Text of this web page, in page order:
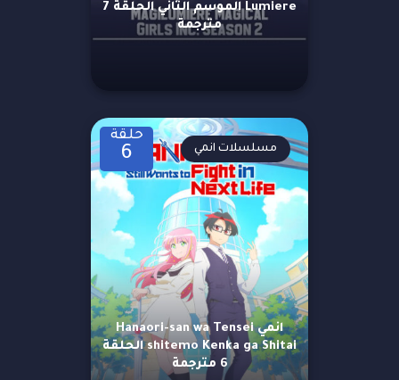
Lumiere الموسم الثاني الحلقة 7
مترجمة
حلقة
6
انمي Hanaori-san wa Tensei
shitemo Kenka ga Shitai الحلقة
6 مترجمة
مسلسلات انمي